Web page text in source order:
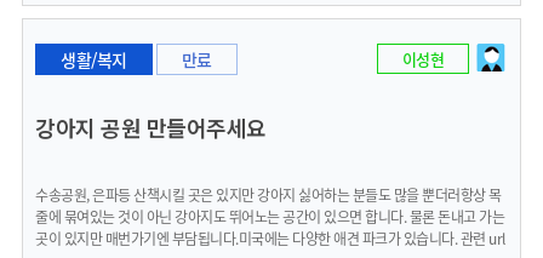
생활/복지 만료 이성현
강아지 공원 만들어주세요
수송공원, 은파등 산책시킬 곳은 있지만 강아지 싫어하는 분들도 많을 뿐더러항상 목
줄에 묶여있는 것이 아닌 강아지도 뛰어노는 공간이 있으면 합니다. 물론 돈내고 가는
곳이 있지만 매번가기엔 부담됩니다.미국에는 다양한 애견 파크가 있습니다. 관련 url